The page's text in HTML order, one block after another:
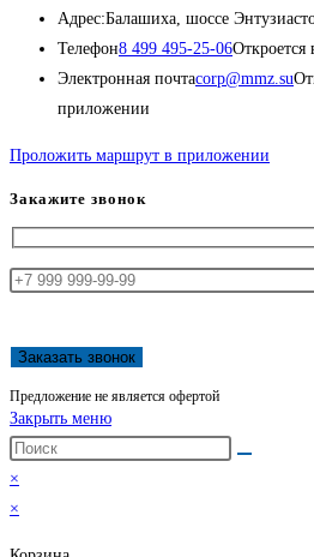
Адрес:Балашиха, шоссе
Телефон8 499 495-25-06
Электронная почтаcorp@mmz.su
приложении
Проложить маршрут в приложении
Закажите звонок
Предложение не является офертой
Закрыть меню
×
×